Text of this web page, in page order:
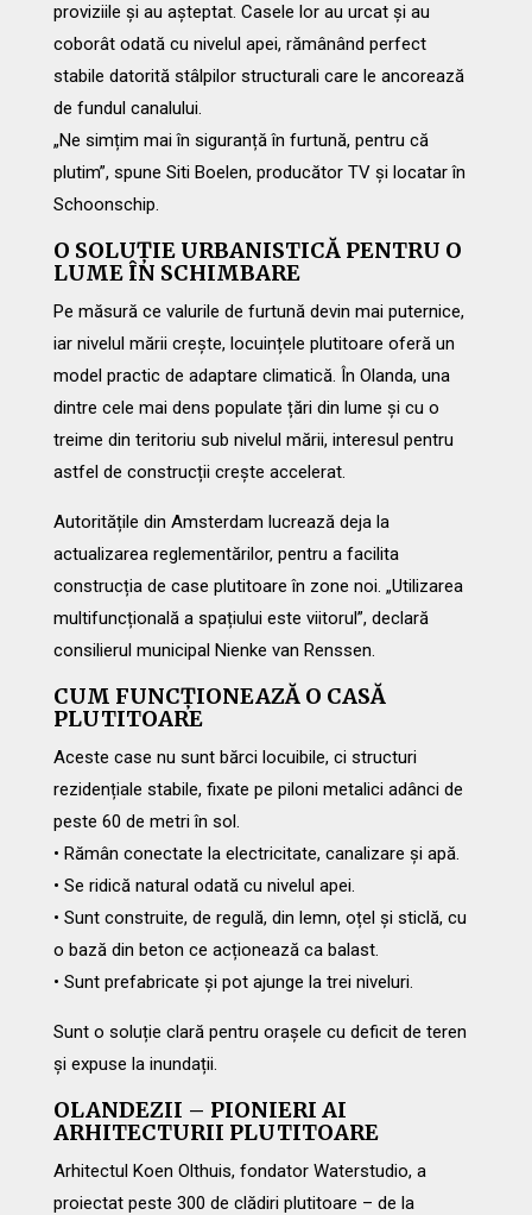
proviziile și au așteptat. Casele lor au urcat și au
coborât odată cu nivelul apei, rămânând perfect
stabile datorită stâlpilor structurali care le ancorează
de fundul canalului.
„Ne simțim mai în siguranță în furtună, pentru că
plutim”, spune Siti Boelen, producător TV și locatar în
Schoonschip.
O SOLUȚIE URBANISTICĂ PENTRU O
LUME ÎN SCHIMBARE
Pe măsură ce valurile de furtună devin mai puternice,
iar nivelul mării crește, locuințele plutitoare oferă un
model practic de adaptare climatică. În Olanda, una
dintre cele mai dens populate țări din lume și cu o
treime din teritoriu sub nivelul mării, interesul pentru
astfel de construcții crește accelerat.
Autoritățile din Amsterdam lucrează deja la
actualizarea reglementărilor, pentru a facilita
construcția de case plutitoare în zone noi. „Utilizarea
multifuncțională a spațiului este viitorul”, declară
consilierul municipal Nienke van Renssen.
CUM FUNCȚIONEAZĂ O CASĂ
PLUTITOARE
Aceste case nu sunt bărci locuibile, ci structuri
rezidențiale stabile, fixate pe piloni metalici adânci de
peste 60 de metri în sol.
• Rămân conectate la electricitate, canalizare și apă.
• Se ridică natural odată cu nivelul apei.
• Sunt construite, de regulă, din lemn, oțel și sticlă, cu
o bază din beton ce acționează ca balast.
• Sunt prefabricate și pot ajunge la trei niveluri.
Sunt o soluție clară pentru orașele cu deficit de teren
și expuse la inundații.
OLANDEZII – PIONIERI AI
ARHITECTURII PLUTITOARE
Arhitectul Koen Olthuis, fondator Waterstudio, a
proiectat peste 300 de clădiri plutitoare – de la